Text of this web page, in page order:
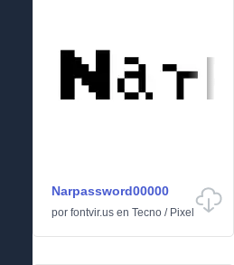
Narpassword00000
por fontvir.us en Tecno / Pixel